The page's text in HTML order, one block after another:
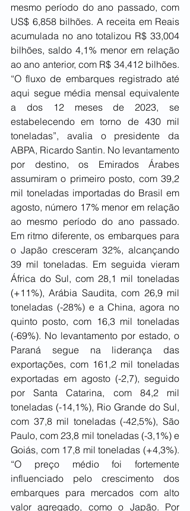
mesmo período do ano passado, com
US$ 6,858 bilhões. A receita em Reais
acumulada no ano totalizou R$ 33,004
bilhões, saldo 4,1% menor em relação
ao ano anterior, com R$ 34,412 bilhões.
“O fluxo de embarques registrado até
aqui segue média mensal equivalente
a dos 12 meses de 2023, se
estabelecendo em torno de 430 mil
toneladas”, avalia o presidente da
ABPA, Ricardo Santin. No levantamento
por destino, os Emirados Árabes
assumiram o primeiro posto, com 39,2
mil toneladas importadas do Brasil em
agosto, número 17% menor em relação
ao mesmo período do ano passado.
Em ritmo diferente, os embarques para
o Japão cresceram 32%, alcançando
39 mil toneladas. Em seguida vieram
África do Sul, com 28,1 mil toneladas
(+11%), Arábia Saudita, com 26,9 mil
toneladas (-28%) e a China, agora no
quinto posto, com 16,3 mil toneladas
(-69%). No levantamento por estado, o
Paraná segue na liderança das
exportações, com 161,2 mil toneladas
exportadas em agosto (-2,7), seguido
por Santa Catarina, com 84,2 mil
toneladas (-14,1%), Rio Grande do Sul,
com 37,8 mil toneladas (-42,5%), São
Paulo, com 23,8 mil toneladas (-3,1%) e
Goiás, com 17,8 mil toneladas (+4,3%).
“O preço médio foi fortemente
influenciado pelo crescimento dos
embarques para mercados com alto
valor agregado, como o Japão. Por